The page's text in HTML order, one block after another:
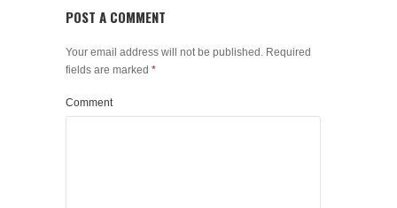
POST A COMMENT
Your email address will not be published. Required
fields are marked *
Comment